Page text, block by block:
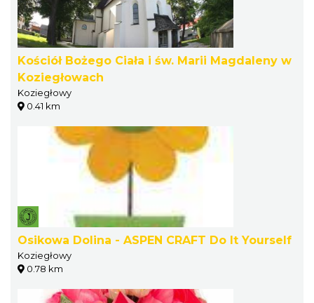
Kościół Bożego Ciała i św. Marii Magdaleny w
Koziegłowach
Koziegłowy
0.41 km
Osikowa Dolina - ASPEN CRAFT Do It Yourself
Koziegłowy
0.78 km